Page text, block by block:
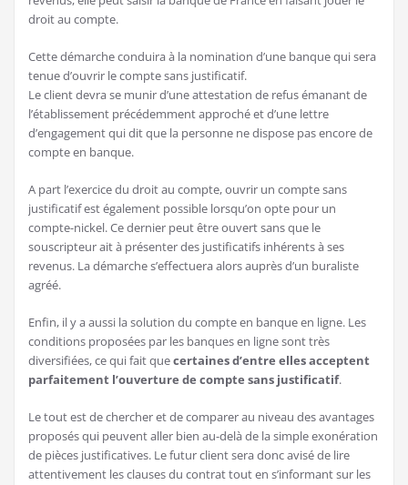
droit au compte.
Cette démarche conduira à la nomination d’une banque qui sera
tenue d’ouvrir le compte sans justificatif.
Le client devra se munir d’une attestation de refus émanant de
l’établissement précédemment approché et d’une lettre
d’engagement qui dit que la personne ne dispose pas encore de
compte en banque.
A part l’exercice du droit au compte, ouvrir un compte sans
justificatif est également possible lorsqu’on opte pour un
compte-nickel. Ce dernier peut être ouvert sans que le
souscripteur ait à présenter des justificatifs inhérents à ses
revenus. La démarche s’effectuera alors auprès d’un buraliste
agréé.
Enfin, il y a aussi la solution du compte en banque en ligne. Les
conditions proposées par les banques en ligne sont très
diversifiées, ce qui fait quecertaines d’entre elles acceptent
parfaitement l’ouverture de compte sans justificatif.
Le tout est de chercher et de comparer au niveau des avantages
proposés qui peuvent aller bien au-delà de la simple exonération
de pièces justificatives. Le futur client sera donc avisé de lire
attentivement les clauses du contrat tout en s’informant sur les